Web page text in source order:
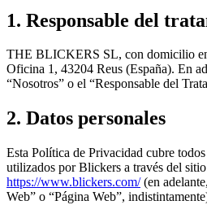
1. Responsable del
THE BLICKERS SL, con domicilio
Oficina 1, 43204 Reus (España). En
“Nosotros” o el “Responsable del
2. Datos personales
Esta Política de Privacidad cubre
utilizados por Blickers a través del
https://www.blickers.com/(en
Web” o “Página Web”,